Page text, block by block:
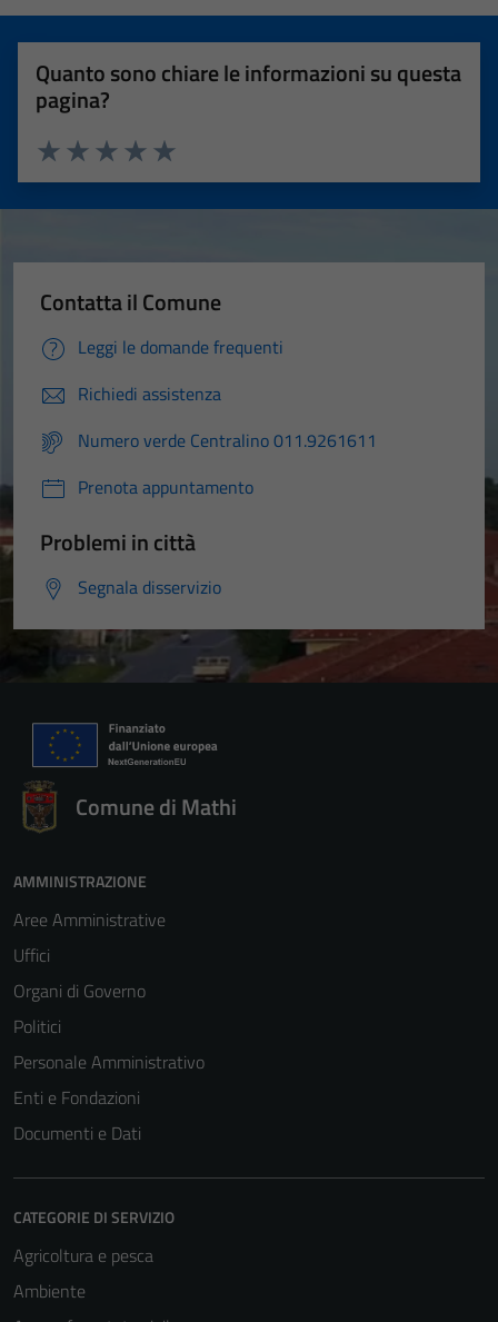
Quanto sono chiare le informazioni su questa
pagina?
Valuta 5 stelle su 5
Valuta 4 stelle su 5
Valuta 3 stelle su 5
Valuta 2 stelle su 5
Valuta 1 stelle su 5
Contatta il Comune
Leggi le domande frequenti
Richiedi assistenza
Numero verde Centralino 011.9261611
Prenota appuntamento
Problemi in città
Segnala disservizio
Comune di Mathi
AMMINISTRAZIONE
Aree Amministrative
Uffici
Organi di Governo
Politici
Personale Amministrativo
Enti e Fondazioni
Documenti e Dati
CATEGORIE DI SERVIZIO
Agricoltura e pesca
Ambiente